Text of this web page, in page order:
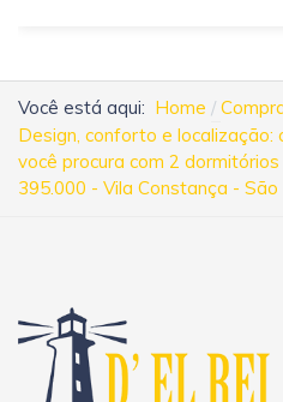
Você está aqui: Home
Design, conforto e
você procura com 2
395.000 - Vila Constança - São